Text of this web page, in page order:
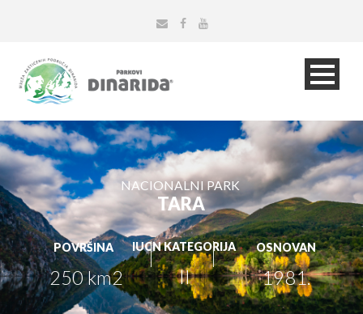
IUCN KATEGORIJA
POVRŠINA
250 km2 II 1981.
OSNOVAN
TARA
NACIONALNI PARK